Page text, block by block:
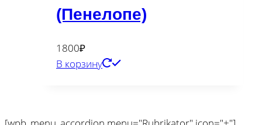
(Пенелопе)
1800₽
В корзину